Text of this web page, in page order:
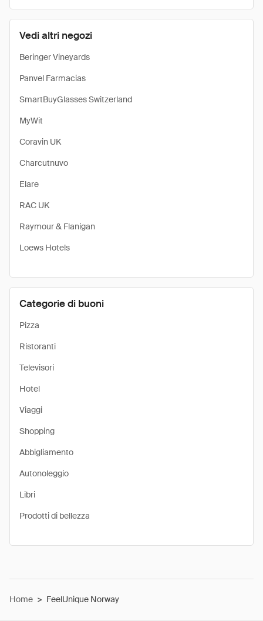
Vedi altri negozi
Beringer Vineyards
Panvel Farmacias
SmartBuyGlasses Switzerland
MyWit
Coravin UK
Charcutnuvo
Elare
RAC UK
Raymour & Flanigan
Loews Hotels
Categorie di buoni
Pizza
Ristoranti
Televisori
Hotel
Viaggi
Shopping
Abbigliamento
Autonoleggio
Libri
Prodotti di bellezza
Home > FeelUnique Norway